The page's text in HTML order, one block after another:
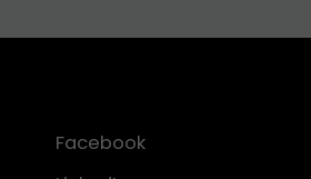
Facebook